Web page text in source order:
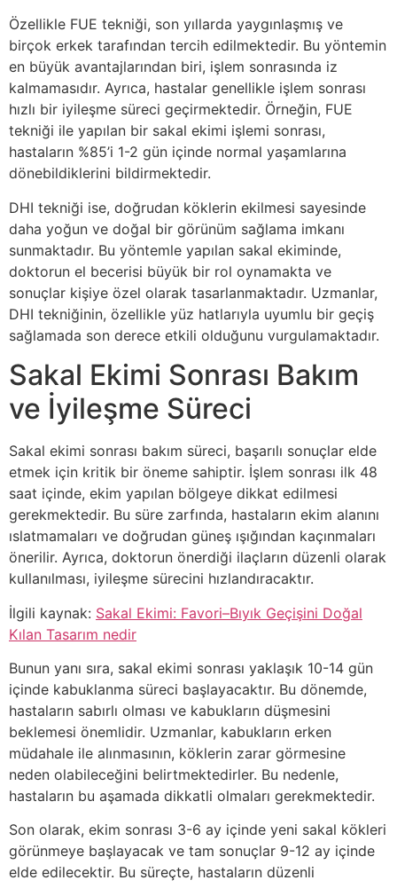
Özellikle FUE tekniği, son yıllarda yaygınlaşmış ve
birçok erkek tarafından tercih edilmektedir. Bu yöntemin
en büyük avantajlarından biri, işlem sonrasında iz
kalmamasıdır. Ayrıca, hastalar genellikle işlem sonrası
hızlı bir iyileşme süreci geçirmektedir. Örneğin, FUE
tekniği ile yapılan bir sakal ekimi işlemi sonrası,
hastaların %85’i 1-2 gün içinde normal yaşamlarına
dönebildiklerini bildirmektedir.
DHI tekniği ise, doğrudan köklerin ekilmesi sayesinde
daha yoğun ve doğal bir görünüm sağlama imkanı
sunmaktadır. Bu yöntemle yapılan sakal ekiminde,
doktorun el becerisi büyük bir rol oynamakta ve
sonuçlar kişiye özel olarak tasarlanmaktadır. Uzmanlar,
DHI tekniğinin, özellikle yüz hatlarıyla uyumlu bir geçiş
sağlamada son derece etkili olduğunu vurgulamaktadır.
Sakal Ekimi Sonrası Bakım
ve İyileşme Süreci
Sakal ekimi sonrası bakım süreci, başarılı sonuçlar elde
etmek için kritik bir öneme sahiptir. İşlem sonrası ilk 48
saat içinde, ekim yapılan bölgeye dikkat edilmesi
gerekmektedir. Bu süre zarfında, hastaların ekim alanını
ıslatmamaları ve doğrudan güneş ışığından kaçınmaları
önerilir. Ayrıca, doktorun önerdiği ilaçların düzenli olarak
kullanılması, iyileşme sürecini hızlandıracaktır.
İlgili kaynak: Sakal Ekimi: Favori–Bıyık Geçişini Doğal
Kılan Tasarım nedir
Bunun yanı sıra, sakal ekimi sonrası yaklaşık 10-14 gün
içinde kabuklanma süreci başlayacaktır. Bu dönemde,
hastaların sabırlı olması ve kabukların düşmesini
beklemesi önemlidir. Uzmanlar, kabukların erken
müdahale ile alınmasının, köklerin zarar görmesine
neden olabileceğini belirtmektedirler. Bu nedenle,
hastaların bu aşamada dikkatli olmaları gerekmektedir.
Son olarak, ekim sonrası 3-6 ay içinde yeni sakal kökleri
görünmeye başlayacak ve tam sonuçlar 9-12 ay içinde
elde edilecektir. Bu süreçte, hastaların düzenli